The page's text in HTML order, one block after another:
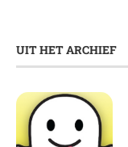
UIT HET ARCHIEF